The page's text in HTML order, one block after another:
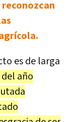
reconozcan
es de larga
año